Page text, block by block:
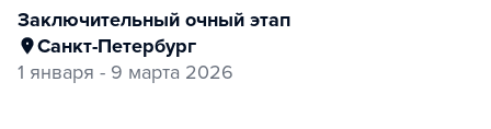
заключительный очный этап
Санкт-Петербург
1 января - 9 марта 2026